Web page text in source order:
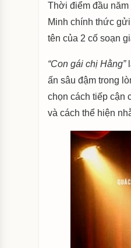
Thời điểm đầu
Minh chính thức
tên của 2 cố soạn
“Con gái chị Hằng”
ấn sâu đậm trong
chọn cách tiếp cận
và cách thể hiện